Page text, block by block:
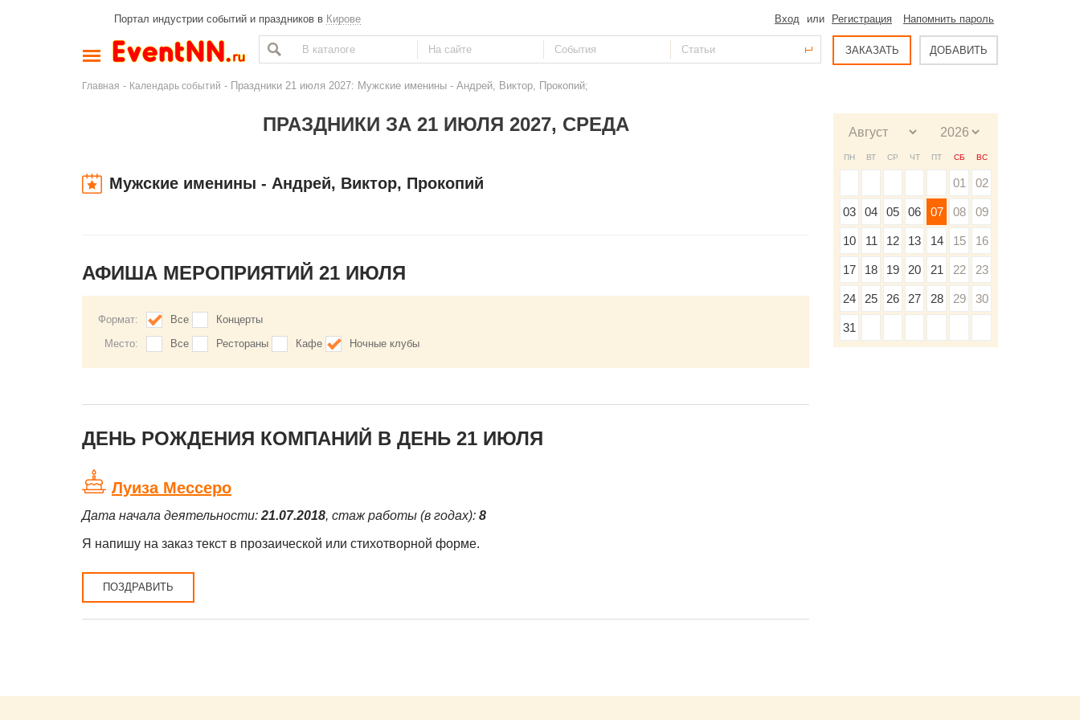
Портал индустрии событий и праздников в Кирове Вход или Регистрация Напомнить пароль
ЗАКАЗАТЬ ДОБАВИТЬ
Главная - Календарь событий - Праздники 21 июля 2027: Мужские именины - Андрей, Виктор, Прокопий;
ПРАЗДНИКИ ЗА 21 ИЮЛЯ 2027, СРЕДА
Мужские именины - Андрей, Виктор, Прокопий
АФИША МЕРОПРИЯТИЙ 21 ИЮЛЯ
Формат: Все
Концерты
Место:
Все Рестораны Кафе Ночные клубы
ДЕНЬ РОЖДЕНИЯ КОМПАНИЙ В ДЕНЬ 21 ИЮЛЯ
Луиза Мессеро
Дата начала деятельности: 21.07.2018, стаж работы (в годах): 8
Я напишу на заказ текст в прозаической или стихотворной форме.
ПОЗДРАВИТЬ
ПН ВТ СР ЧТ ПТ СБ ВС
01 02
03 04 05 06 07 08 09
10 11 12 13 14 15 16
17 18 19 20 21 22 23
24 25 26 27 28 29 30
31